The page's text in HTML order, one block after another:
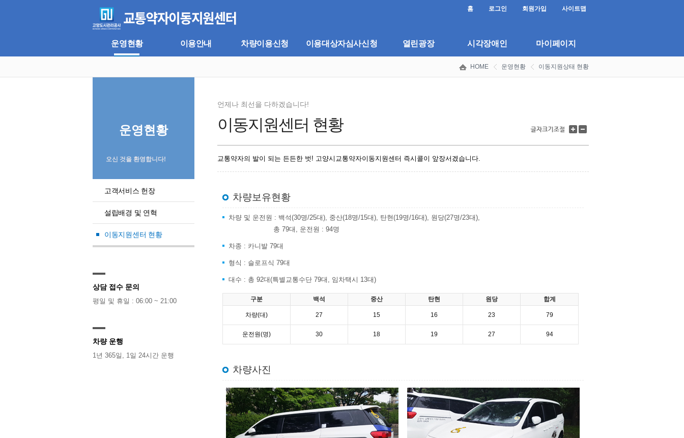
뉴
바
기
바
로
홈 로그인 회원가입 사이트맵
운영현황 이용안내 차량이용신청 이용대상자심사신청 열린광장 시각장애인 마이페이지
HOME 운영현황 이동지원상태 현황
운영현황
오신 것을 환영합니다!
고객서비스 헌장
설립배경 및 연혁
이동지원센터 현황
상담 접수 문의
평일 및 휴일 : 06:00 ~ 21:00
차량 운행
1년 365일, 1일 24시간 운행
이동지원센터 현황
언제나 최선을 다하겠습니다!
크 크
교통약자의 발이 되는 든든한 벗! 고양시교통약자이동지원센터 즉시콜이 앞장서겠습니다.
차량보유현황
차량 및 운전원 : 백석(30명/25대), 중산(18명/15대), 탄현(19명/16대), 원당(27명/23대),
총 79대, 운전원 : 94명
차종 : 카니발 79대
형식 : 슬로프식 79대
대수 : 총 92대(특별교통수단 79대, 임차택시 13대)
구분 백석 중산 탄현 원당 합계
차량(대) 27 15 16 23 79
운전원(명) 30 18 19 27 94
차량사진